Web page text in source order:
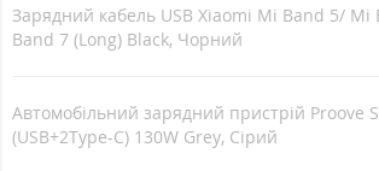
Зарядний кабель USB Xiaomi Mi Band 5/ Mi
Band 7 (Long) Black, Чорний
Автомобільний зарядний пристрій Proove
(USB+2Type-C) 130W Grey, Cірий